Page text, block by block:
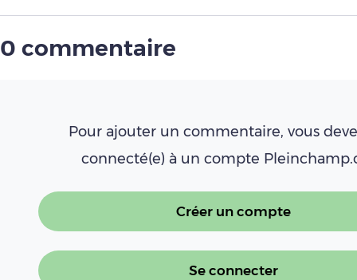
0 commentaire
Pour ajouter un commentaire, vous
connecté(e) à un compte
Créer un compte
Se connecter